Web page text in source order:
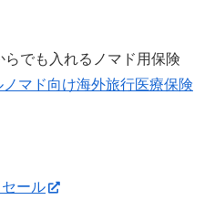
らでも入れるノマド用保険
ノマド向け海外旅行医療保険
ール